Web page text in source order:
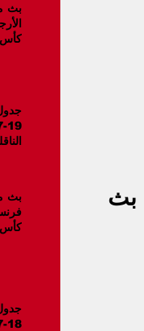
بث
بث
03-05-2022 بث